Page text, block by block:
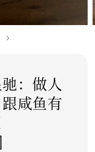
：做人
咸鱼有